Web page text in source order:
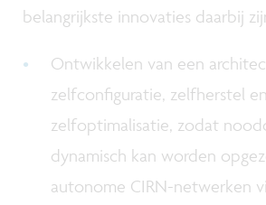
belangrijkste innovaties daarbij
Ontwikkelen van een
zelfconfiguratie, zelfherstel en
zelfoptimalisatie, zodat
dynamisch kan worden
autonome CIRN-netwerken